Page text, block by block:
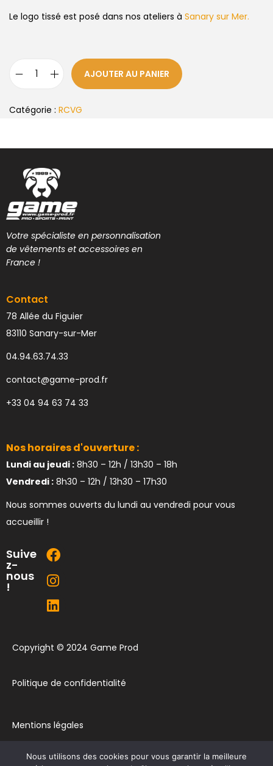
Le logo tissé est posé dans nos ateliers à Sanary sur Mer.
AJOUTER AU PANIER
Catégorie : RCVG
Votre spécialiste en personnalisation
de vêtements et accessoires en
France !
Contact
78 Allée du Figuier
83110 Sanary-sur-Mer
04.94.63.74.33
contact@game-prod.fr
+33 04 94 63 74 33
Nos horaires d'ouverture :
Lundi au jeudi : 8h30 – 12h / 13h30 – 18h
Vendredi : 8h30 – 12h / 13h30 – 17h30
Nous sommes ouverts du lundi au vendredi pour vous
accueillir !
Suive
z-
nous
!
Copyright © 2024 Game Prod
Politique de confidentialité
Mentions légales
Nous utilisons des cookies pour vous garantir la meilleure